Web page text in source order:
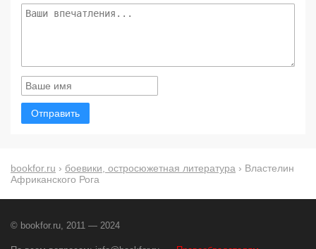
Отправить
bookfor.ru › боевики, остросюжетная литература › Властелин
Африканского Рога
© bookfor.ru, 2011 — 2024